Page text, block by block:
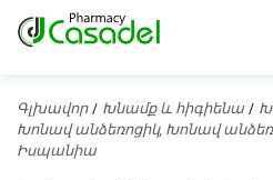
Գլխավոր Խնամք և հիգիենա
Խոնավ անձեռոցիկ, Խոնավ
Իսպանիա